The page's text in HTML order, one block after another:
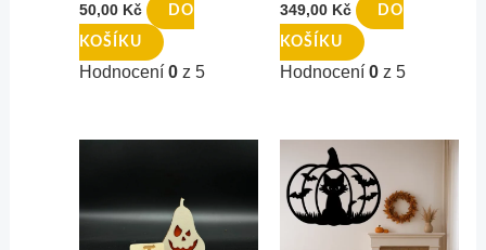
50,00 Kč DO
KOŠÍKU
Hodnocení 0z 5
349,00 Kč DO
KOŠÍKU
Hodnocení 0 z 5